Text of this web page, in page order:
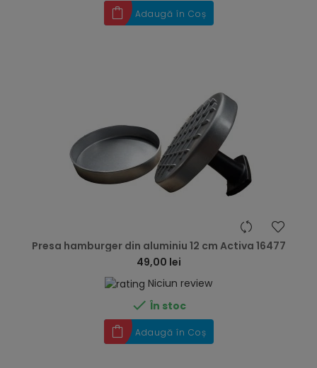
Adaugă în Coș
Presa hamburger din aluminiu 12 cm Activa 16477
49,00 lei
Niciun review
 În stoc
Adaugă în Coș